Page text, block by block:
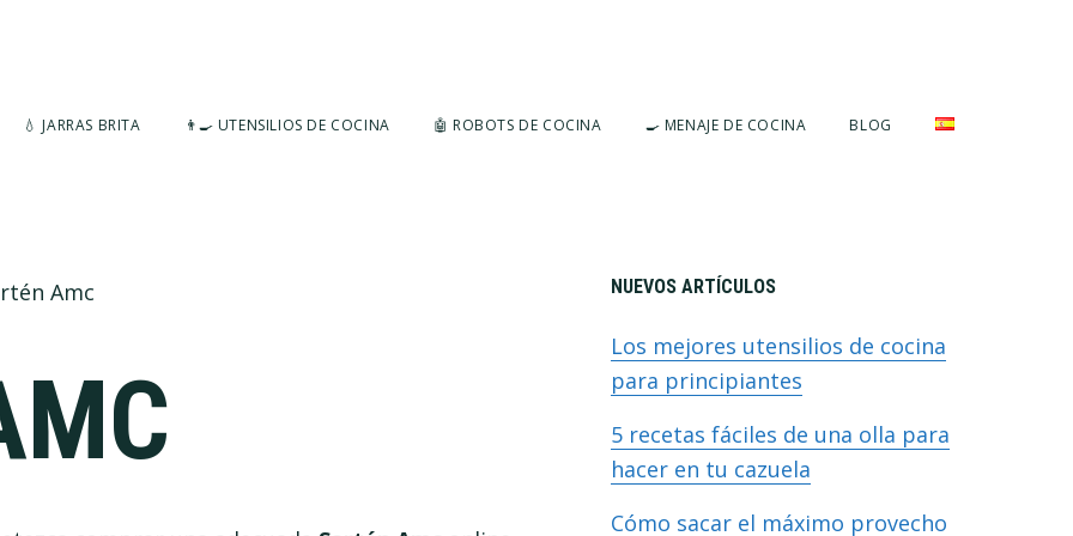
💧 JARRAS BRITA 👨‍🍳 UTENSILIOS DE COCINA 🤖 ROBOTS DE COCINA 🍳 MENAJE DE COCINA BLOG
Amc
Barra
lateral
primaria
NUEVOS ARTÍCULOS
Los mejores utensilios de cocina
para principiantes
5 recetas fáciles de una olla para
hacer en tu cazuela
Cómo sacar el máximo provecho